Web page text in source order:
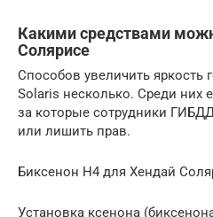
Какими средствами
Солярисе
Способов увеличить яркость
Solaris несколько. Среди них
за которые сотрудники
или лишить прав.
Биксенон H4 для Хендай
Установка ксенона